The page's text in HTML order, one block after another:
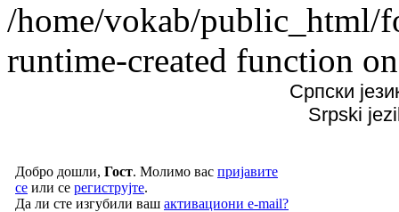
/home/vokab/public_html/
runtime-created function
Српски
Srpski
Добро дошли, Гост. Молимо вас пријавите
се или се региструјте.
Да ли сте изгубили ваш активациони e-mail?